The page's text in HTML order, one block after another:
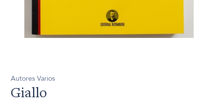
Autores Varios
Giallo